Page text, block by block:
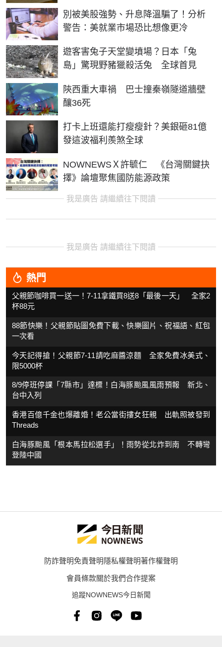
別被美股強勢、升息降溫騙了！分析
警告：美就業市場恐比想像更冷
遊客害兔子天堂變墳場？日本「兔
島」驚現野豬獵殺活兔 全球首見
陝西重大車禍 巴士撞秦嶺隧道牆壁
釀36死
打卡上班還能打瘦瘦針？美銀砸81億
發這波福利羨煞全球
NOWNEWSＸ許毓仁 《台灣關鍵抉
擇》論壇聚焦國防能源政策
我是廣告 請繼續往下閱讀
我是廣告 請繼續往下閱讀
熱門
父親節咖啡買一送一！7-11拿鐵買8送8「最後一天」 全家2
杯88元
88節快樂！父親節貼圖免費下載、快樂圖片、祝福語、紅包
一次看
今天記得搶！父親節7-11請吃麻醬涼麵 全家免費冰美式、
限5000杯
8/9停班停課「7縣市」達標！白海豚颱風風雨預報 新北、
台中入列
香港百億千金也爆離婚！老公當街摟女狂親 出軌照被發到
Threads
白海豚颱風「根本馬拉松選手」！雨勢從北炸到南 不轉彎
登陸中國
防詐聲明免責聲明隱私權聲明著作權聲明
會員條款關於我們合作提案
追蹤NOWNEWS今日新聞